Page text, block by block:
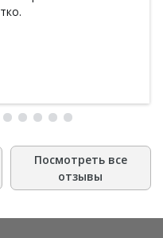
Посмотреть все
отзывы